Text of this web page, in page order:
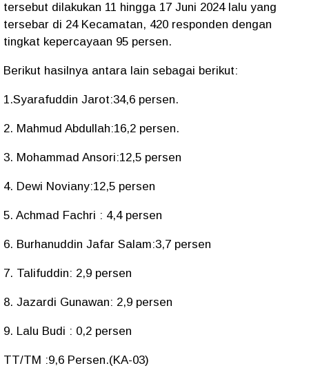
tersebut dilakukan 11 hingga 17 Juni 2024 lalu yang
tersebar di 24 Kecamatan, 420 responden dengan
tingkat kepercayaan 95 persen.
Berikut hasilnya antara lain sebagai berikut:
1.Syarafuddin Jarot:34,6 persen.
2. Mahmud Abdullah:16,2 persen.
3. Mohammad Ansori:12,5 persen
4. Dewi Noviany:12,5 persen
5. Achmad Fachri : 4,4 persen
6. Burhanuddin Jafar Salam:3,7 persen
7. Talifuddin: 2,9 persen
8. Jazardi Gunawan: 2,9 persen
9. Lalu Budi : 0,2 persen
TT/TM :9,6 Persen.(KA-03)